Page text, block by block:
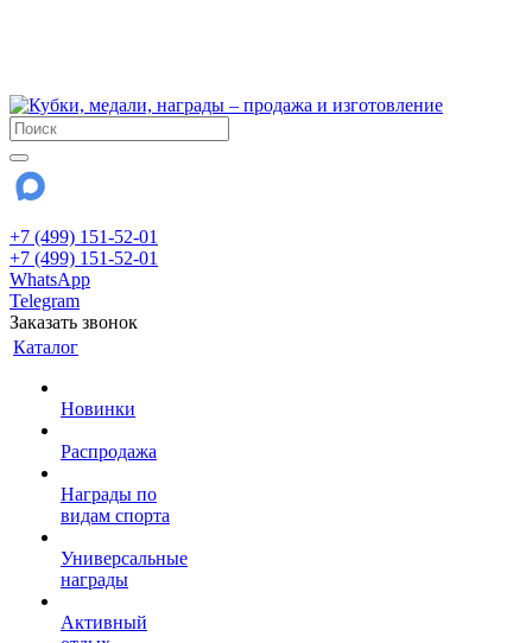
+7 (499) 151-52-01
+7 (499) 151-52-01
WhatsApp
Telegram
Заказать звонок
Каталог
Новинки
Распродажа
Награды по
видам спорта
Универсальные
награды
Активный